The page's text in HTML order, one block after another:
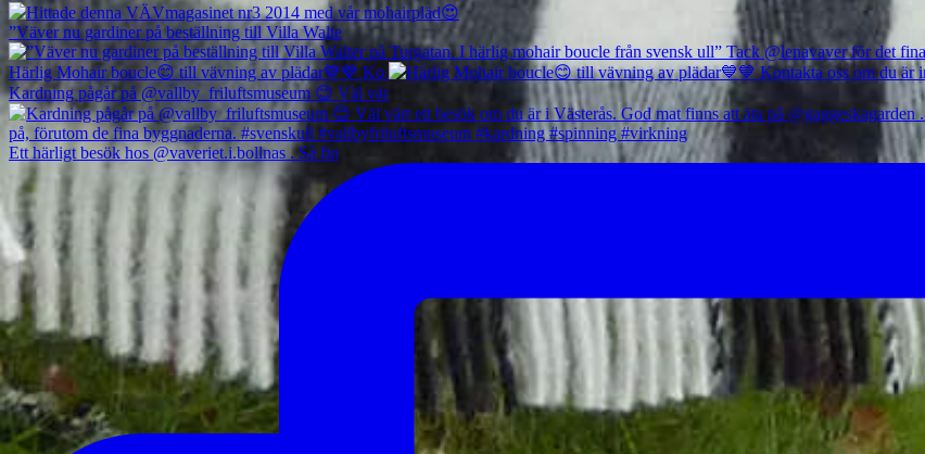
”Väver nu gardiner på beställning till Villa Walte
Härlig Mohair boucle😊 till vävning av plädar💙💙 Ko
Kardning pågår på @vallby_friluftsmuseum 😊 Väl vär
Ett härligt besök hos @vaveriet.i.bollnas . Så fin